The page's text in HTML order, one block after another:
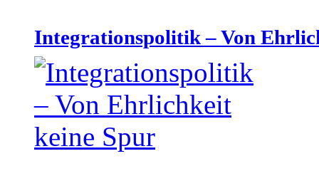
Integrationspolitik – Von